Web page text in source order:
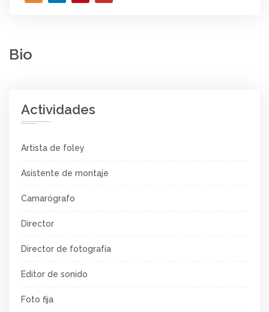
Bio
Actividades
Artista de foley
Asistente de montaje
Camarógrafo
Director
Director de fotografía
Editor de sonido
Foto fija